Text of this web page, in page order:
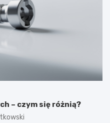
– czym się różnią?